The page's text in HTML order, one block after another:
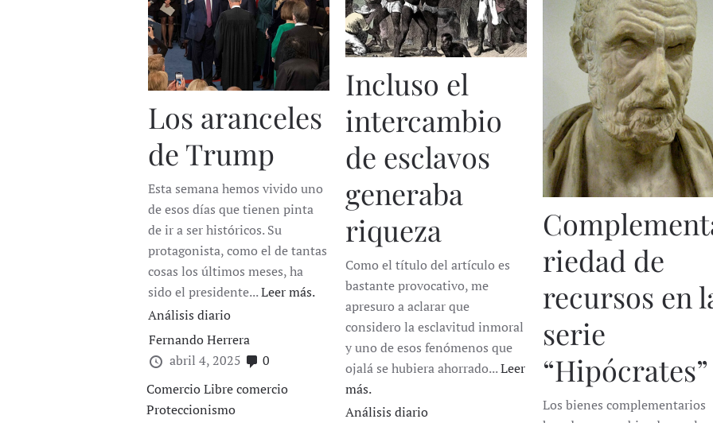
Los aranceles
de Trump
Esta semana hemos vivido uno
de esos días que tienen pinta
de ir a ser históricos. Su
protagonista, como el de tantas
cosas los últimos meses, ha
sido el presidente...Leer más.
Análisis diario
Fernando Herrera
abril 4, 2025
0
Comercio Libre comercio
Proteccionismo
Incluso el
intercambio
de esclavos
generaba
riqueza
Como el título del artículo es
bastante provocativo, me
apresuro a aclarar que
considero la esclavitud inmoral
y uno de esos fenómenos que
ojalá se hubiera ahorrado...Leer
más.
Análisis diario
riedad de
recursos en
serie
“Hipócrates”
Los bienes complementarios